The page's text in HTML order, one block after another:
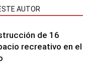
AUTOR
de 16
recreativo en el